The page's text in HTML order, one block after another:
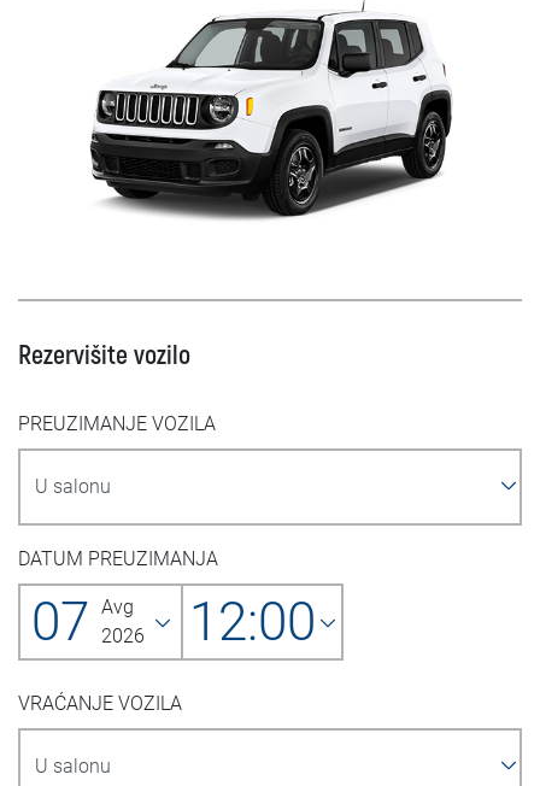
Rezervišite vozilo
PREUZIMANJE VOZILA
DATUM PREUZIMANJA
07 Avg
2026
12:00
VRAĆANJE VOZILA